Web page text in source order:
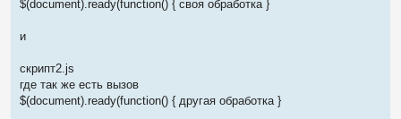
$(document).ready(function() { своя обработка }
и
скрипт2.js
где так же есть вызов
$(document).ready(function() { другая обработка }